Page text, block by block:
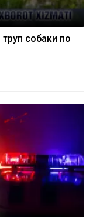
собаки по